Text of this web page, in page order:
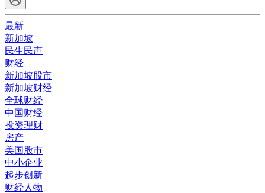
最新
新加坡
民生民声
财经
新加坡股市
新加坡财经
全球财经
中国财经
投资理财
房产
美国股市
中小企业
起步创新
财经人物